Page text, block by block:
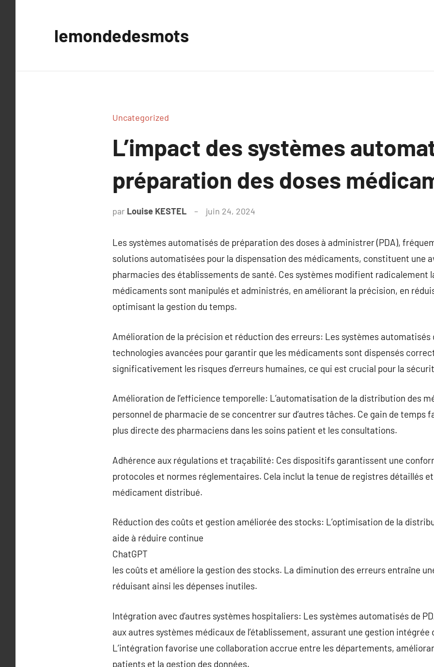
lemondedesmots
Uncategorized
L’impact des systèmes
préparation des doses
par Louise KESTEL juin 24, 2024
Les systèmes automatisés de préparation des doses à administrer (PDA),
solutions automatisées pour la dispensation des médicaments, constituent une
pharmacies des établissements de santé. Ces systèmes modifient radicalement
médicaments sont manipulés et administrés, en améliorant la précision, en
optimisant la gestion du temps.
Amélioration de la précision et réduction des erreurs: Les systèmes automatisés
technologies avancées pour garantir que les médicaments sont dispensés
significativement les risques d’erreurs humaines, ce qui est crucial pour la
Amélioration de l’efficience temporelle: L’automatisation de la distribution des
personnel de pharmacie de se concentrer sur d’autres tâches. Ce gain de temps
plus directe des pharmaciens dans les soins patient et les consultations.
Adhérence aux régulations et traçabilité: Ces dispositifs garantissent une
protocoles et normes réglementaires. Cela inclut la tenue de registres détaillés
médicament distribué.
Réduction des coûts et gestion améliorée des stocks: L’optimisation de la
aide à réduire continue
ChatGPT
les coûts et améliore la gestion des stocks. La diminution des erreurs entraîne
réduisant ainsi les dépenses inutiles.
Intégration avec d’autres systèmes hospitaliers: Les systèmes automatisés de
aux autres systèmes médicaux de l’établissement, assurant une gestion
L’intégration favorise une collaboration accrue entre les départements,
patients et la gestion des données.